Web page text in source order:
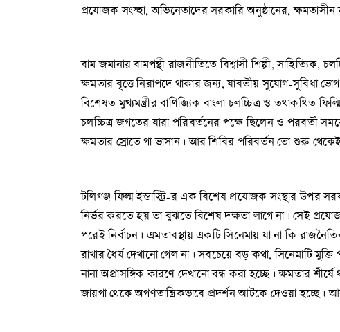
প্রযোজক সংস্হা, অভিনেতাদের সরকারি অনুষ্ঠানের,
বাম জমানায় বামপন্থী রাজনীতিতে বিশ্বাসী শিল্পী,
ক্ষমতার বৃত্তে নিরাপদে থাকার জন্য, যাবতীয় সুযোগ-সুবিধা
বিশেষত মুখ্যমন্ত্রীর বাণিজ্যিক বাংলা চলচ্চিত্র ও তথাকথিত
চলচ্চিত্র জগতের যারা পরিবর্তনের পক্ষে ছিলেন ও পরবর্তী
ক্ষমতার স্রোতে গা ভাসান। আর শিবির পরিবর্তন তো শুরু
টলিগঞ্জ ফিল্ম ইন্ডাস্ট্রি-র এক বিশেষ প্রযোজক সংস্থার উপর
নির্ভর করতে হয় তা বুঝতে বিশেষ দক্ষতা লাগে না। সেই
পরেই নির্বাচন। এমতাবস্থায় একটি সিনেমায় যা না কি
রাখার ধৈর্য দেখানো গেল না। সবচেয়ে বড় কথা, সিনেমাটি
নানা অপ্রাসঙ্গিক কারণে দেখানো বন্ধ করা হচ্ছে। ক্ষমতার
জায়গা থেকে অগণতান্ত্রিকভাবে প্রদর্শন আটকে দেওয়া